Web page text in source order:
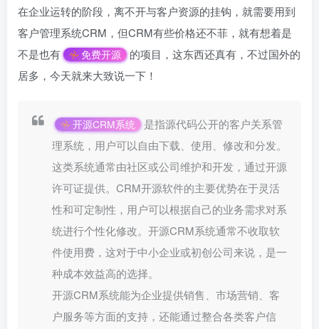
在企业运转的阶段，离不开与客户资源的挂钩，就需要用到
客户管理系统CRM，但CRM有些价格还不菲，就有想着是
不是也有
免费开源
的项目，这东西还真有，不过国外的
居多，今天就来大致说一下！
开源CRM系统
是指源代码公开的客户关系管
理系统，用户可以自由下载、使用、修改和分发。
这类系统通常由社区或公司维护和开发，通过开源
许可证提供。CRM开源软件的主要优势在于灵活
性和可定制性，用户可以根据自己的业务需求对系
统进行个性化修改。开源CRM系统通常不收取软
件使用费，这对于中小企业或初创公司来说，是一
种成本效益高的选择。 ‌ ‍‍ ‌‍ ‌ ‌
开源CRM系统能为企业提供销售、市场营销、客
户服务等方面的支持，还能通过整合各类客户信